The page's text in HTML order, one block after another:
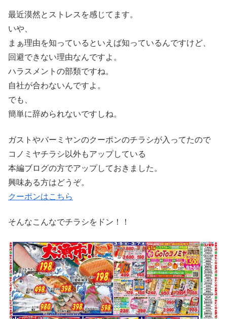
最近漠然とストレスを感じてます。
いや、
まぁ理由を知っているといえば知っているんですけど、
回避できない理由なんですよ。
ハラスメントの部類ですね。
自社が合わないんですよ。
でも、
簡単に辞められないですしね。
ガストやバーミヤンのクーポンのチラシが入ってたので
コノミヤチラシ以外もアップしている
本編ブログの方でアップしておきました。
興味ある方はどうぞ。
クーポンはこちら
そんなこんなでチラシをドン！！